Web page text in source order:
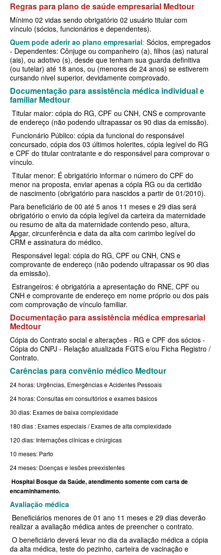
TRASMONTANO PLANO DE SAÚDE EMPRESARIAL
UNIHOSP PLANO DE SAÚDE EMPRESARIAL
UNIMED CENTRAL PLANO DE SAÚDE EMPRESARIAL
UNIMED GUARULHOS PLANO DE SAÚDE EMPRESARIAL
ÚNICA PLANO DE SAÚDE EMPRESARIAL
GNDI PLANO DE SAÚDE INDIVIDUAL
INTERCLINICAS PLANO DE SAÚDE INDIVIDUAL
KIPP PLANO DE SAÚDE INDIVIDUAL
MEDICAL HEALTH PLANO DE SAÚDE INDIVIDUAL
MED TOUR PLANO DE SAÚDE INDIVIDUAL
PLENA PLANO DE SAÚDE INDIVIDUAL
QSAUDE PLANO DE SAÚDE INDIVIDUAL
SANTA HELENA PLANO DE SAÚDE INDIVIDUAL
SANTARIS PLANO DE SAÚDE INDIVIDUAL
SÃO MIGUEL PLANO DE SAÚDE INDIVIDUAL
STA CASA MAUÁ PLANO DE SAÚDE INDIVIDUAL
TOTAL MEDCARE PLANO DE SAÚDE INDIVIDUAL
TRASMONTANO PLANO DE SAÚDE INDIVIDUAL
ÚNICA PLANO DE SAÚDE INDIVIDUAL
UNIHOSP PLANO DE SAÚDE INDIVIDUAL
UNIMED GUARULHOS PLANO DE SAÚDE INDIVIDUAL
PLANO DE SAÚDE FAMILIAR
BIOVIDA PLANO DE SAÚDE FAMILIAR
CRUZ AZUL PLANO DE SAÚDE FAMILIAR
CUIDAR ME PLANO DE SAÚDE FAMILIAR
GARANTIA GS PLANO DE SAÚDE FAMILIAR
INTERCLINICAS PLANO DE SAÚDE FAMILIAR
MED TOUR PLANO DE SAÚDE FAMILIAR
PLENA PLANO DE SAÚDE FAMILIAR
SANTA HELENA PLANO DE SAÚDE FAMILIAR
Regras para plano de saúde empresarial Medtour
Mínimo 02 vidas sendo obrigatório 02 usuário titular com
vínculo (sócios, funcionários e dependentes).
Quem pode aderir ao plano empresarial: Sócios, empregados
- Dependentes: Cônjuge ou companheiro (a), filhos (as) natural
(ais), ou adotivo (s), desde que tenham sua guarda definitiva
(ou tutelar) até 18 anos, ou (menores de 24 anos) se estiverem
cursando nivel superior, devidamente comprovado.
Documentação para assistência médica individual e
familiar Medtour
Titular maior: cópia do RG, CPF ou CNH, CNS e comprovante
de endereço (não podendo ultrapassar os 90 dias da emissão).
Funcionário Público: cópia da funcional do responsável
concursado, cópia dos 03 últimos holerites, cópia legível do RG
e CPF do titular contratante e do responsável para comprovar o
vínculo.
Titular menor: É obrigatório informar o número do CPF do
menor na proposta, enviar apenas a cópia RG ou da certidão
de nascimento (obrigatório para nascidos a partir de 01/2010).
Para beneficiário de 00 até 5 anos 11 meses e 29 dias será
obrigatório o envio da cópia legível da carteira da maternidade
ou resumo de alta da maternidade contendo peso, altura,
Apgar, circunferência e data da alta com carimbo legível do
CRM e assinatura do médico.
Responsável legal: cópia do RG, CPF ou CNH, CNS e
comprovante de endereço (não podendo ultrapassar os 90 dias
da emissão).
Estrangeiros: é obrigatória a apresentação do RNE, CPF ou
CNH e comprovante de endereço em nome próprio ou dos pais
com comprovação de vínculo familiar.
Documentação para assistência médica empresarial
Medtour
Cópia do Contrato social e alterações - RG e CPF dos sócios -
Cópia do CNPJ - Relação atualizada FGTS e/ou Ficha Registro /
Contrato.
Carências para convênio médico Medtour
24 horas: Urgências, Emergências e Acidentes Pessoais
24 horas: Consultas em consultórios e exames básicos
30 dias: Exames de baixa complexidade
180 dias : Exames especiais / Exames de alta complexidade
120 dias: Internações clínicas e cirúrgicas
10 meses: Parto
24 meses: Doenças e lesões preexistentes
Hospital Bosque da Saúde, atendimento somente com carta de
encaminhamento.
Avaliação médica
Beneficiários menores de 01 ano 11 meses e 29 dias deverão
realizar a avaliação médica antes de preencher o contrato.
O beneficiário deverá levar no dia da avaliação médica a cópia
da alta médica, teste do pezinho, carteira de vacinação e